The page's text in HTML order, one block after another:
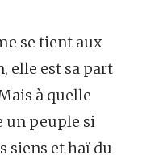
se tient aux
elle est sa part
à quelle
un peuple si
siens et haï du